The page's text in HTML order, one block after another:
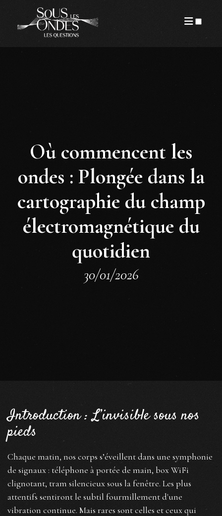
Où commencent les
ondes : Plongée dans la
cartographie du champ
électromagnétique du
quotidien
30/01/2026
Introduction : L’invisible sous nos
pieds
Chaque matin, nos corps s’éveillent dans une symphonie
de signaux : téléphone à portée de main, box WiFi
clignotant, tram silencieux sous la fenêtre. Les plus
attentifs sentiront le subtil fourmillement d'une
vibration continue. Mais rares sont celles et ceux qui